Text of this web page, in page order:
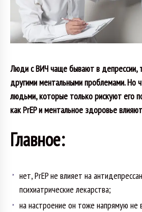
Люди с ВИЧ чаще бывают в депрессии,
другими ментальными проблемами. Но
людьми, которые только рискуют его
как PrEP и ментальное здоровье
Главное:
нет, PrEP не влияет на
психиатрические лекарства;
на настроение он тоже напрямую не